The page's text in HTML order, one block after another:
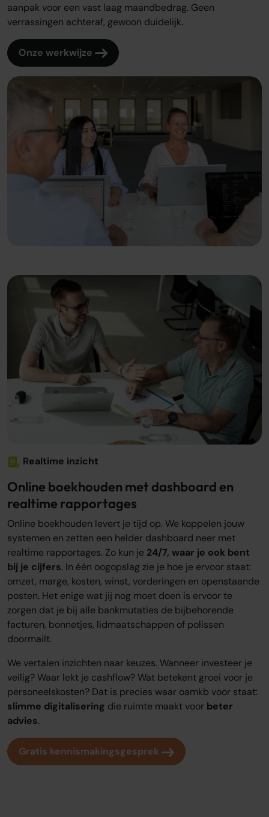
aanpak voor een vast laag maandbedrag. Geen
verrassingen achteraf, gewoon duidelijk.
Onze werkwijze
Realtime inzicht
Online boekhouden met dashboard en
realtime rapportages
Online boekhouden levert je tijd op. We koppelen jouw
systemen en zetten een helder dashboard neer met
realtime rapportages. Zo kun je 24/7, waar je ook bent
bij je cijfers. In één oogopslag zie je hoe je ervoor staat:
omzet, marge, kosten, winst, vorderingen en openstaande
posten. Het enige wat jij nog moet doen is ervoor te
zorgen dat je bij alle bankmutaties de bijbehorende
facturen, bonnetjes, lidmaatschappen of polissen
doormailt.
We vertalen inzichten naar keuzes. Wanneer investeer je
veilig? Waar lekt je cashflow? Wat betekent groei voor je
personeelskosten? Dat is precies waar oamkb voor staat:
slimme digitalisering die ruimte maakt voor beter
advies.
Gratis kennismakingsgesprek